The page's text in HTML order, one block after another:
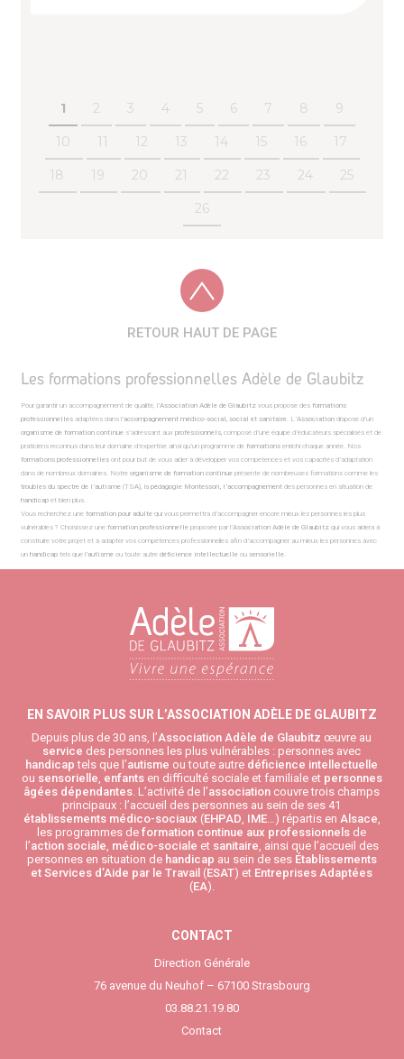
1 2 3 4 5 6 7 8 9
10 11 12 13 14 15 16 17
18 19 20 21 22 23 24 25
26
RETOUR HAUT DE PAGE
Les formations professionnelles Adèle de Glaubitz
Pour garantir un accompagnement de qualité, l’Association Adèle de Glaubitz vous propose desformations
professionnelles adaptées dans l’accompagnement médico-social, social et sanitaire . L’Association dispose d’un
organisme de formation continue s’adressant auxprofessionnels, composé d’une équipe d’éducateurs spécialisés et de
praticiens reconnus dans leur domaine d’expertise ainsi qu’un programme deformations enrichi chaque année. Nos
formations professionnelles ont pour but de vous aider à développer vos compétences et vos capacités d’adaptation
dans de nombreux domaines. Notreorganisme de formation continueprésente de nombreuses formations comme les
troubles du spectre de l’autisme (TSA), lapédagogie Montessori, l’accompagnement des personnes en situation de
handicapet bien plus.
Vous recherchez uneformation pour adulte qui vous permettra d’accompagner encore mieux les personnes les plus
vulnérables ? Choisissez uneformation professionnelle proposée par l’Association Adèle de Glaubitzqui vous aidera à
construire votre projet et à adapter vos compétences professionnelles afin d’accompagner au mieux les personnes avec
unhandicap tels que l’autisme ou toute autre déficience intellectuelleou sensorielle
EN SAVOIR PLUS SUR L’ASSOCIATION ADÈLE DE GLAUBITZ
Depuis plus de 30 ans, l’Association Adèle de Glaubitz œuvre au
service des personnes les plus vulnérables : personnes avec
handicap tels que l’autisme ou toute autre déficience intellectuelle
ou sensorielle, enfants en difficulté sociale et familiale et personnes
âgées dépendantes. L’activité de l’association couvre trois champs
principaux : l’accueil des personnes au sein de ses 41
établissements médico-sociaux (EHPAD, IME…) répartis en Alsace,
les programmes deformation continue aux professionnels de
l’action sociale, médico-sociale et sanitaire, ainsi que l’accueil des
personnes en situation de handicap au sein de ses Établissements
et Services d’Aide par le Travail (ESAT) et Entreprises Adaptées
(EA).
CONTACT
Direction Générale
76 avenue du Neuhof – 67100 Strasbourg
03.88.21.19.80
Contact